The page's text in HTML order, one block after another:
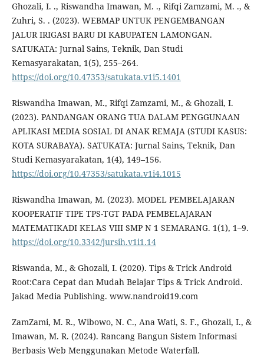
Ghozali, I. ., Riswandha Imawan, M. ., Rifqi Zamzami, M. ., &
Zuhri, S. . (2023). WEBMAP UNTUK PENGEMBANGAN
JALUR IRIGASI BARU DI KABUPATEN LAMONGAN.
SATUKATA: Jurnal Sains, Teknik, Dan Studi
Kemasyarakatan, 1(5), 255–264.
https://doi.org/10.47353/satukata.v1i5.1401
Riswandha Imawan, M., Rifqi Zamzami, M., & Ghozali, I.
(2023). PANDANGAN ORANG TUA DALAM PENGGUNAAN
APLIKASI MEDIA SOSIAL DI ANAK REMAJA (STUDI KASUS:
KOTA SURABAYA). SATUKATA: Jurnal Sains, Teknik, Dan
Studi Kemasyarakatan, 1(4), 149–156.
https://doi.org/10.47353/satukata.v1i4.1015
Riswandha Imawan, M. (2023). MODEL PEMBELAJARAN
KOOPERATIF TIPE TPS-TGT PADA PEMBELAJARAN
MATEMATIKADI KELAS VIII SMP N 1 SEMARANG. 1(1), 1–9.
https://doi.org/10.3342/jursih.v1i1.14
Riswanda, M., & Ghozali, I. (2020). Tips & Trick Android
Root:Cara Cepat dan Mudah Belajar Tips & Trick Android.
Jakad Media Publishing. www.nandroid19.com
ZamZami, M. R., Wibowo, N. C., Ana Wati, S. F., Ghozali, I., &
Imawan, M. R. (2024). Rancang Bangun Sistem Informasi
Berbasis Web Menggunakan Metode Waterfall.